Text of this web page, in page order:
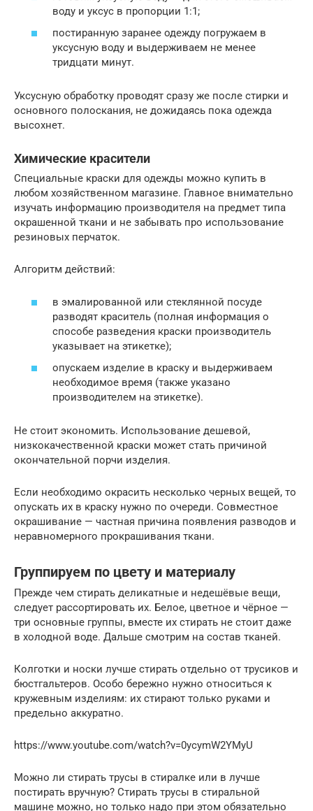
воду и уксус в пропорции 1:1;
постиранную заранее одежду погружаем в
уксусную воду и выдерживаем не менее
тридцати минут.
Уксусную обработку проводят сразу же после стирки и
основного полоскания, не дожидаясь пока одежда
высохнет.
Химические красители
Специальные краски для одежды можно купить в
любом хозяйственном магазине. Главное внимательно
изучать информацию производителя на предмет типа
окрашенной ткани и не забывать про использование
резиновых перчаток.
Алгоритм действий:
в эмалированной или стеклянной посуде
разводят краситель (полная информация о
способе разведения краски производитель
указывает на этикетке);
опускаем изделие в краску и выдерживаем
необходимое время (также указано
производителем на этикетке).
Не стоит экономить. Использование дешевой,
низкокачественной краски может стать причиной
окончательной порчи изделия.
Если необходимо окрасить несколько черных вещей, то
опускать их в краску нужно по очереди. Совместное
окрашивание — частная причина появления разводов и
неравномерного прокрашивания ткани.
Группируем по цвету и материалу
Прежде чем стирать деликатные и недешёвые вещи,
следует рассортировать их. Белое, цветное и чёрное —
три основные группы, вместе их стирать не стоит даже
в холодной воде. Дальше смотрим на состав тканей.
Колготки и носки лучше стирать отдельно от трусиков и
бюстгальтеров. Особо бережно нужно относиться к
кружевным изделиям: их стирают только руками и
предельно аккуратно.
https://www.youtube.com/watch?v=0ycymW2YMyU
Можно ли стирать трусы в стиралке или в лучше
постирать вручную? Стирать трусы в стиральной
машине можно, но только надо при этом обязательно